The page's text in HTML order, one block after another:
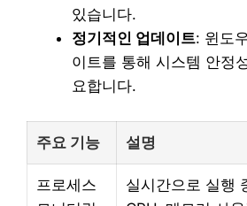
있습니다.
정기적인 업데이트: 윈도
이트를 통해 시스템 안정
요합니다.
주요 기능 설명
프로세스
실시간으로 실행